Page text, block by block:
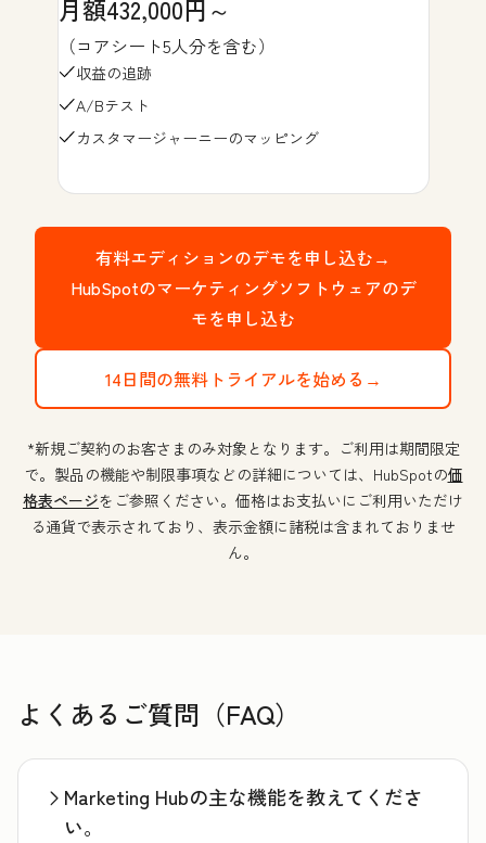
月額432,000円～
（コアシート5人分を含む）
収益の追跡
A/Bテスト
カスタマージャーニーのマッピング
有料エディションのデモを申し込む→
HubSpotのマーケティングソフトウェアのデ
モを申し込む
14日間の無料トライアルを始める→
*新規ご契約のお客さまのみ対象となります。ご利用は期間限定
で。製品の機能や制限事項などの詳細については、HubSpotの価
格表ページをご参照ください。価格はお支払いにご利用いただけ
る通貨で表示されており、表示金額に諸税は含まれておりませ
ん。
よくあるご質問（FAQ）
Marketing Hubの主な機能を教えてくださ
い。